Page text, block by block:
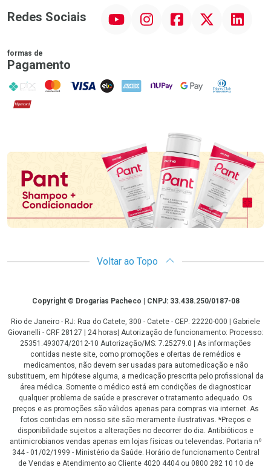
Redes Sociais InstagramFacebookTwitter Linkedin
formas de
Pagamento
PIX MasterCard
VISA ELO AMEX NuPay Google PayDiners Club
Hipercard
Promoção em Destaque
Voltar ao Topo
CopyrightCopyright © Drogarias Pacheco | CNPJ: 33.438.250/0187-08
Rio de Janeiro - RJ: Rua do Catete, 300 - Catete - CEP: 22220-000 | Gabriele
Giovanelli - CRF 28127 | 24 horas| Autorização de funcionamento: Processo:
25351.493074/2012-10 Autorização/MS: 7.25279.0 | As informações
contidas neste site, como promoções e ofertas de remédios e
medicamentos, não devem ser usadas para automedicação e não
substituem, em hipótese alguma, a medicação prescrita pelo profissional da
área médica. Somente o médico está em condições de diagnosticar
qualquer problema de saúde e prescrever o tratamento adequado. Os
preços e as promoções são válidos apenas para compras via internet. As
fotos contidas em nosso site são meramente ilustrativas. *Preços e
disponibilidade sujeitos a alterações no decorrer do dia. Antibióticos e
antimicrobianos vendas apenas em lojas físicas ou televendas. Portaria nº
344 - 01/02/1999 - Ministério da Saúde. Horário de funcionamento Central
de Vendas e Atendimento ao Cliente 4020 4404 ou 0800 282 10 10 de